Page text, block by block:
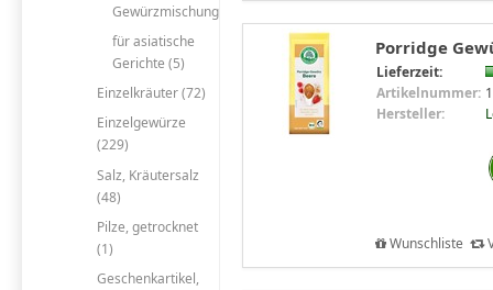
Gewürzmischung
für asiatische
Gerichte (5)
Einzelkräuter (72)
Einzelgewürze
(229)
Salz, Kräutersalz
(48)
Pilze, getrocknet
(1)
Geschenkartikel,
Porridge
Lieferzeit:
Artikelnummer:
Hersteller:
Wunschliste